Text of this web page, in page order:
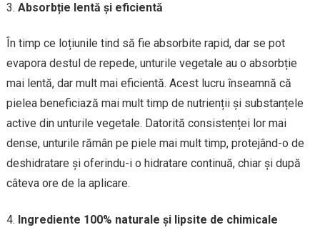
Absorbție lentă și eficientă
În timp ce loțiunile tind să fie absorbite rapid, dar se pot
evapora destul de repede, unturile vegetale au o absorbție
mai lentă, dar mult mai eficientă. Acest lucru înseamnă că
pielea beneficiază mai mult timp de nutrienții și substanțele
active din unturile vegetale. Datorită consistenței lor mai
dense, unturile rămân pe piele mai mult timp, protejând-o de
deshidratare și oferindu-i o hidratare continuă, chiar și după
câteva ore de la aplicare.
Ingrediente 100% naturale și lipsite de chimicale